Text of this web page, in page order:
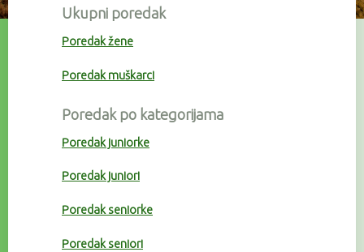
Ukupni poredak
Poredak žene
Poredak muškarci
Poredak po kategorijama
Poredak juniorke
Poredak juniori
Poredak seniorke
Poredak seniori